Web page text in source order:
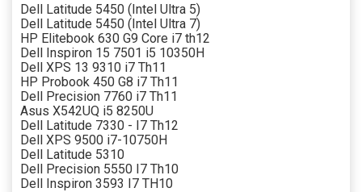
Dell Latitude 5450 (Intel Ultra 5)
Dell Latitude 5450 (Intel Ultra 7)
HP Elitebook 630 G9 Core i7 th12
Dell Inspiron 15 7501 i5 10350H
Dell XPS 13 9310 i7 Th11
HP Probook 450 G8 i7 Th11
Dell Precision 7760 i7 Th11
Asus X542UQ i5 8250U
Dell Latitude 7330 - I7 Th12
Dell XPS 9500 i7-10750H
Dell Latitude 5310
Dell Precision 5550 I7 Th10
Dell Inspiron 3593 I7 TH10